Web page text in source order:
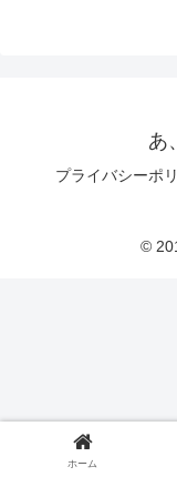
あ
プライバシーポ
©
ホーム